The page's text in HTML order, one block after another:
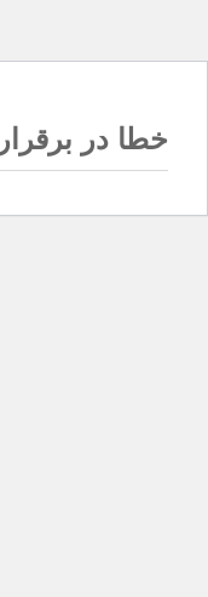
خطا در